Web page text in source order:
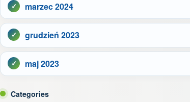
marzec 2024
grudzień 2023
maj 2023
Categories